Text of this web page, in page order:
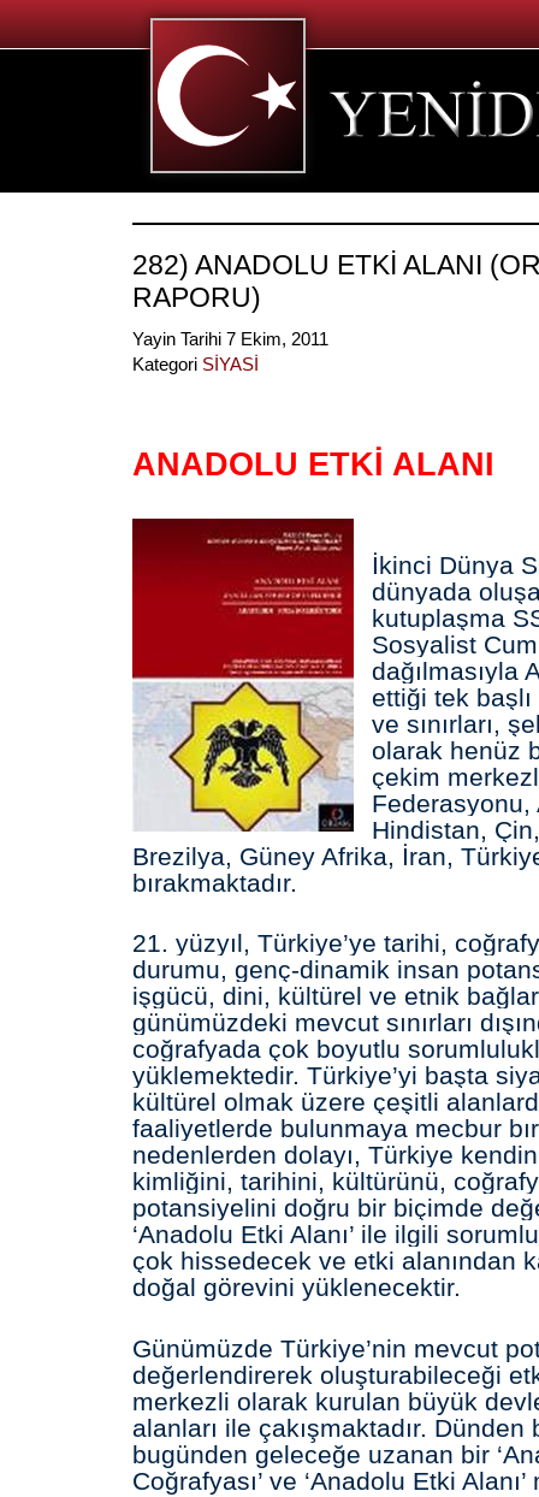
282) ANADOLU ETKİ ALANI
RAPORU)
Yayin Tarihi 7 Ekim, 2011
Kategori SİYASİ
ANADOLU ETKİ ALANI
İkinci Dünya
dünyada
kutuplaşma
Sosyalist
dağılmasıyla
ettiği tek
ve sınırları,
olarak henüz
çekim
Federasyonu,
Hindistan,
Brezilya, Güney Afrika, İran,
bırakmaktadır.
21. yüzyıl, Türkiye’ye tarihi,
durumu, genç-dinamik insan
işgücü, dini, kültürel ve etnik
günümüzdeki mevcut sınırları
coğrafyada çok boyutlu
yüklemektedir. Türkiye’yi başta
kültürel olmak üzere çeşitli
faaliyetlerde bulunmaya mecbur
nedenlerden dolayı, Türkiye
kimliğini, tarihini, kültürünü,
potansiyelini doğru bir biçimde
‘Anadolu Etki Alanı’ ile ilgili
çok hissedecek ve etki alanından
doğal görevini yüklenecektir.
Günümüzde Türkiye’nin mevcut
değerlendirerek oluşturabileceği
merkezli olarak kurulan büyük
alanları ile çakışmaktadır. Dünden
bugünden geleceğe uzanan bir
Coğrafyası’ ve ‘Anadolu Etki